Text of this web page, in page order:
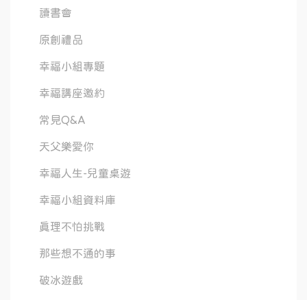
讀書會
原創禮品
幸福小組專題
幸福講座邀約
常見Q&A
天父樂愛你
幸福人生-兒童桌遊
幸福小組資料庫
真理不怕挑戰
那些想不通的事
破冰遊戲